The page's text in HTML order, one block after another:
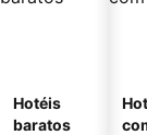
Hotéis
baratos